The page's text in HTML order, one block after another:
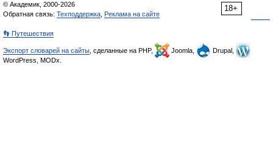
18+
© Академик, 2000-2026
Обратная связь: Техподдержка Реклама на сайте
👣 Путешествия
Экспорт словарей на сайты , сделанные на PHP, Joomla,
Drupal,
WordPress, MODx.